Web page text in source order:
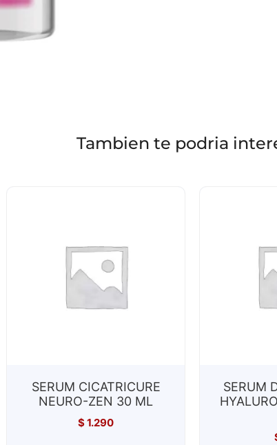
Tambien te podria
SERUM CICATRICURE
NEURO-ZEN 30 ML
$1.290
SERUM